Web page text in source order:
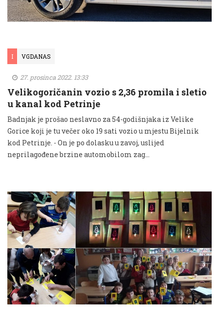
I VGDANAS
27. prosinca 2022. 13:33
Velikogoričanin vozio s 2,36 promila i sletio
u kanal kod Petrinje
Badnjak je prošao neslavno za 54-godišnjaka iz Velike
Gorice koji je tu večer oko 19 sati vozio u mjestu Bijelnik
kod Petrinje. - On je po dolasku u zavoj, uslijed
neprilagođene brzine automobilom zag...